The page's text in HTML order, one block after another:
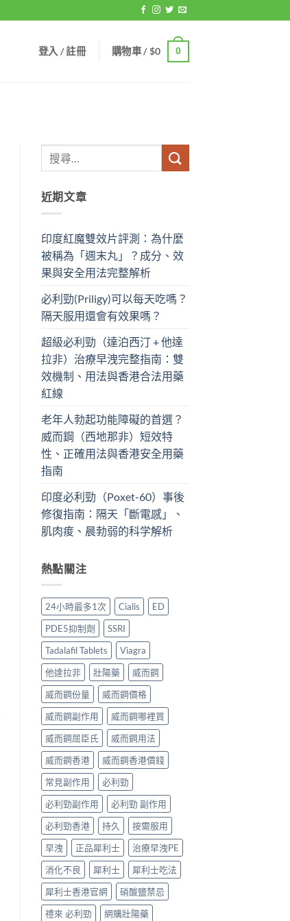
登入 / 註冊 購物車 /$0 0
近期文章
印度紅魔雙效片評測：為什麼
被稱為「週末丸」？成分、效
果與安全用法完整解析
必利勁(Priligy)可以每天吃嗎？
隔天服用還會有效果嗎？
超級必利勁（達泊西汀 + 他達
拉非）治療早洩完整指南：雙
效機制、用法與香港合法用藥
紅線
老年人勃起功能障礙的首選？
威而鋼（西地那非）短效特
性、正確用法與香港安全用藥
指南
印度必利勁（Poxet-60）事後
修復指南：隔天「斷電感」、
肌肉痠、晨勃弱的科学解析
熱點關注
24小時最多1次 Cialis
ED
PDE5抑制劑
SSRI
Tadalafil Tablets
Viagra
他達拉非
壯陽藥
威而鋼
威而鋼份量
威而鋼價格
威而鋼副作用
威而鋼哪裡買
威而鋼屈臣氏
威而鋼用法
威而鋼香港
威而鋼香港價錢
常見副作用
必利勁
必利勁副作用
必利勁 副作用
必利勁香港
持久
按需服用
早洩
正品犀利士
治療早洩PE
消化不良
犀利士
犀利士吃法
犀利士香港官網
硝酸鹽禁忌
禮來 必利勁
網購壯陽藥